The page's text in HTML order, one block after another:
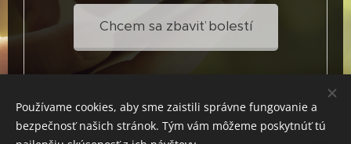
Chcem sa zbaviť bolestí
Používame cookies, aby sme zaistili správne fungovanie a
bezpečnosť našich stránok. Tým vám môžeme poskytnúť tú